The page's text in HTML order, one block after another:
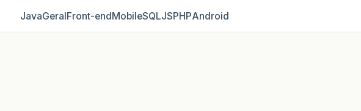
JavaGeralFront‑endMobileSQLJSPHPAndroid